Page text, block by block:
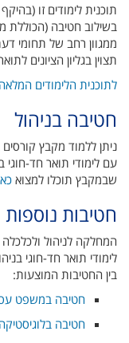
ממגוון רחב של תחומי
תצוין בגליון הציונים
לתוכנית הלימודים
חטיבה בניהול
עם לימודי תואר חד-
שבמקבץ תוכלו למצוא
חטיבות נוספות
המחלקה לניהול
לימודי תואר חד-חוגי
בין החטיבות המוצעות:
חטיבה במשפט
חטיבה בלוגיסטיקה